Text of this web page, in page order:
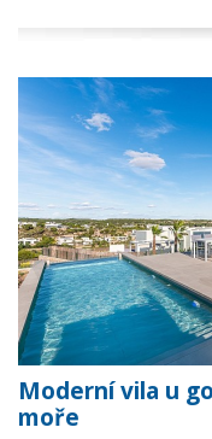
Moderní vila u
moře